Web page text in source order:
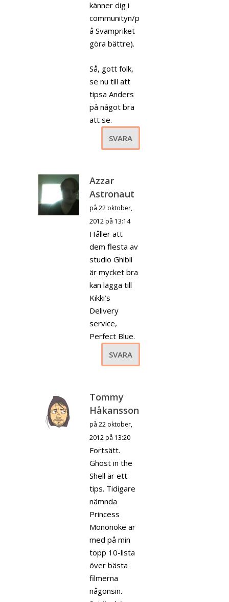
känner dig i
communityn/p
å Svampriket
göra bättre).
Så, gott folk,
se nu till att
tipsa Anders
på något bra
att se.
SVARA
Azzar
Astronaut
på 22 oktober,
2012 på 13:14
Håller att
dem flesta av
studio Ghibli
är mycket bra
kan lägga till
Kikki’s
Delivery
service,
Perfect Blue.
SVARA
Tommy
Håkansson
på 22 oktober,
2012 på 13:20
Fortsätt.
Ghost in the
Shell är ett
tips. Tidigare
nämnda
Princess
Mononoke är
med på min
topp 10-lista
över bästa
filmerna
någonsin.